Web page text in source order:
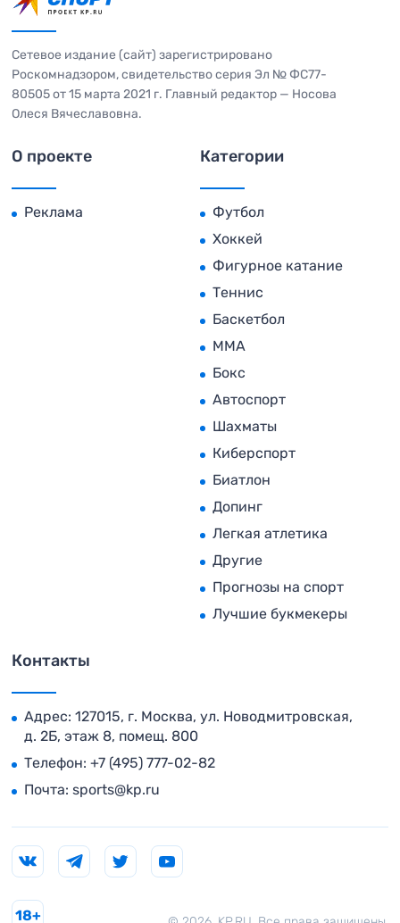
Сетевое издание (сайт) зарегистрировано
Роскомнадзором, свидетельство серия Эл № ФС77-
80505 от 15 марта 2021 г. Главный редактор — Носова
Олеся Вячеславовна.
О проекте
Реклама
Категории
Футбол
Хоккей
Фигурное катание
Теннис
Баскетбол
MMA
Бокс
Автоспорт
Шахматы
Киберспорт
Биатлон
Допинг
Легкая атлетика
Другие
Прогнозы на спорт
Лучшие букмекеры
Контакты
Адрес: 127015, г. Москва, ул. Новодмитровская,
д. 2Б, этаж 8, помещ. 800
Телефон: +7 (495) 777-02-82
Почта: sports@kp.ru
18+